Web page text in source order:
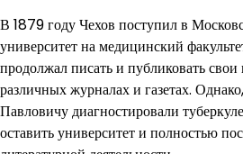
В 1879 году Чехов поступил в
университет на медицинский
продолжал писать и публиковать свои
различных журналах и газетах.
Павловичу диагностировали
оставить университет и полностью